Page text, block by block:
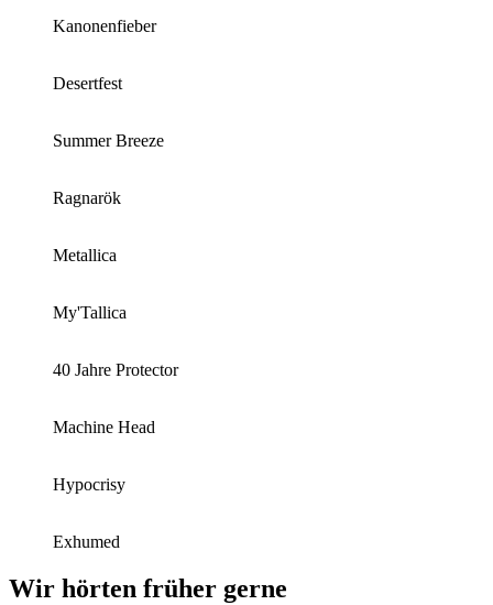
Kanonenfieber
Desertfest
Summer Breeze
Ragnarök
Metallica
My'Tallica
40 Jahre Protector
Machine Head
Hypocrisy
Exhumed
Wir hörten früher gerne